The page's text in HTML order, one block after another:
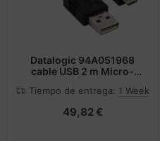
Datalogic 94A051968
cable USB 2 m Micro-
Tiempo de entrega: 1 Week
49,82 €